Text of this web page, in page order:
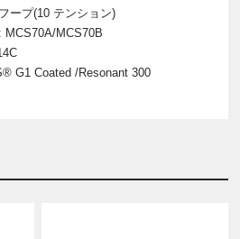
ープ(10 テンション)
MCS70B
G1 Coated /Resonant 300